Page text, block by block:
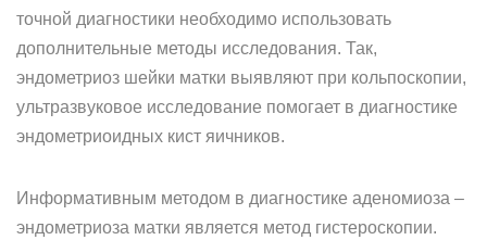
точной диагностики необходимо использовать
дополнительные методы исследования. Так,
эндометриоз шейки матки выявляют при кольпоскопии,
ультразвуковое исследование помогает в диагностике
эндометриоидных кист яичников.
Информативным методом в диагностике аденомиоза –
эндометриоза матки является метод гистероскопии.